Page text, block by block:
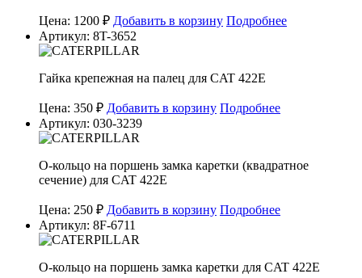
Цена: 1200 ₽ Добавить в корзину Подробнее
Артикул: 8T-3652
Гайка крепежная на палец для CAT 422E
Цена: 350 ₽ Добавить в корзину Подробнее
Артикул: 030-3239
О-кольцо на поршень замка каретки (квадратное
сечение) для CAT 422E
Цена: 250 ₽ Добавить в корзину Подробнее
Артикул: 8F-6711
О-кольцо на поршень замка каретки для CAT 422E